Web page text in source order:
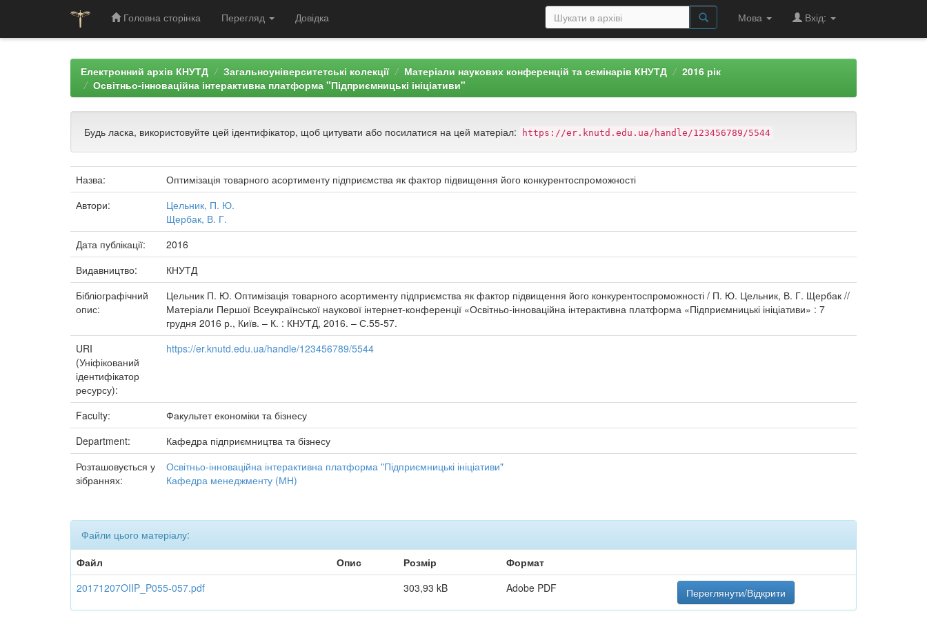
Головна сторінка Перегляд Довідка Мова Вхід:
Електронний архів КНУТД Загальноуніверситетські колекції Матеріали наукових конференцій та семінарів КНУТД
2016 рік
Освітньо-інноваційна інтерактивна платформа "Підприємницькі ініціативи"
Будь ласка, використовуйте цей ідентифікатор, щоб цитувати або посилатися на цей матеріал: https://er.knutd.edu.ua/handle/123456789/5544
Назва:
Оптимізація товарного асортименту підприємства як фактор підвищення його конкурентоспроможності
Автори:
Цельник, П. Ю.
Щербак, В. Г.
Дата публікації:
2016
Видавництво:
КНУТД
Бібліографічний
опис:
Цельник П. Ю. Оптимізація товарного асортименту підприємства як фактор підвищення його конкурентоспроможності / П. Ю. Цельник, В. Г. Щербак //
Матеріали Першої Всеукраїнської наукової інтернет-конференції «Освітньо-інноваційна інтерактивна платформа «Підприємницькі ініціативи» : 7
грудня 2016 р., Київ. – К. : КНУТД, 2016. – С.55-57.
URI
(Уніфікований
ідентифікатор
ресурсу):
https://er.knutd.edu.ua/handle/123456789/5544
Faculty:
Факультет економіки та бізнесу
Department:
Кафедра підприємництва та бізнесу
Розташовується у
зібраннях:
Освітньо-інноваційна інтерактивна платформа "Підприємницькі ініціативи"
Кафедра менеджменту (МН)
Файли цього матеріалу:
Файл
Опис Розмір
Формат
20171207OIIP_P055-057.pdf
303,93 kB Adobe PDF Переглянути/Відкрити